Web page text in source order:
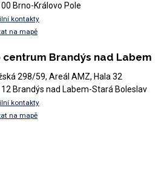
Brno-Královo Pole
kontakty
na mapě
centrum Brandýs nad Labem
298/59, Areál AMZ, Hala 32
Brandýs nad Labem-Stará Boleslav
kontakty
na mapě